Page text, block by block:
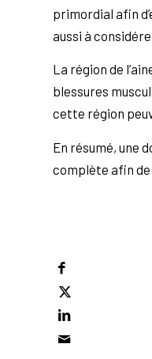
primordial afin
aussi à
La région de
blessures
cette région
En résumé, une
complète afin